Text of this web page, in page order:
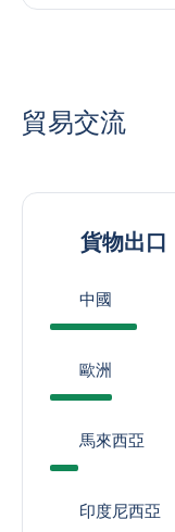
貿易交流
貨物出口
中國
歐洲
馬來西亞
印度尼西亞